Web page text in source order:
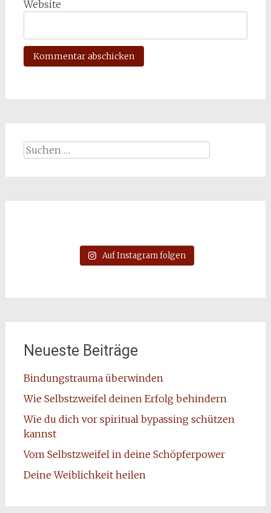
Website
Suchen
Auf Instagram folgen
Neueste Beiträge
Bindungstrauma überwinden
Wie Selbstzweifel deinen Erfolg behindern
Wie du dich vor spiritual bypassing schützen
kannst
Vom Selbstzweifel in deine Schöpferpower
Deine Weiblichkeit heilen